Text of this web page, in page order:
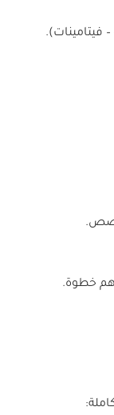
فيتامينات).
خطوة.